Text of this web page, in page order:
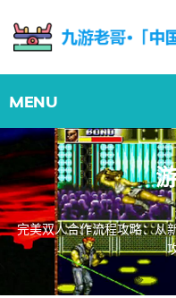
完美双人合作流程攻略：从